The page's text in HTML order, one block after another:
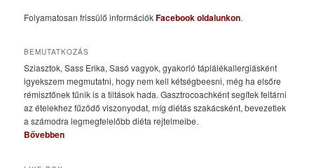
Folyamatosan frissülő információkFacebook oldalunkon.
BEMUTATKOZÁS
Sziasztok, Sass Erika, Sasó vagyok, gyakorló táplálékallergiásként
igyekszem megmutatni, hogy nem kell kétségbeesni, még ha elsőre
rémisztőnek tűnik is a tiltások hada. Gasztrocoachként segítek feltárni
az ételekhez fűződő viszonyodat, míg diétás szakácsként, bevezetlek
a számodra legmegfelelőbb diéta rejtelmeibe.
Bővebben